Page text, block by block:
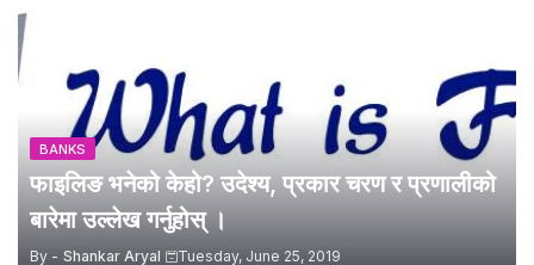
BANKS
फाइलिङ भनेको केहो? उदेश्य, प्रकार चरण र प्रणालीको
बारेमा उल्लेख गर्नुहोस् ।
By - Shankar Aryal Tuesday, June 25, 2019